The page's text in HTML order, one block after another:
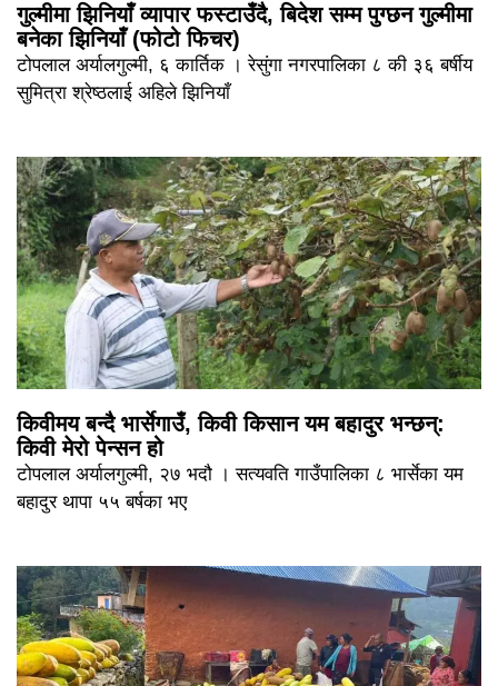
गुल्मीमा झिनियाँ व्यापार फस्टाउँदै, बिदेश सम्म पुग्छन गुल्मीमा
बनेका झिनियाँ (फोटो फिचर)
टोपलाल अर्यालगुल्मी, ६ कार्तिक । रेसुंगा नगरपालिका ८ की ३६ बर्षीय
सुमित्रा श्रेष्ठलाई अहिले झिनियाँ
किवीमय बन्दै भार्सेगाउँ, किवी किसान यम बहादुर भन्छन्:
किवी मेरो पेन्सन हो
टोपलाल अर्यालगुल्मी, २७ भदौ । सत्यवति गाउँपालिका ८ भार्सेका यम
बहादुर थापा ५५ बर्षका भए